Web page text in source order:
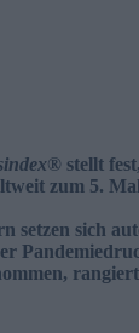
® stellt
zum 5.
setzen sich